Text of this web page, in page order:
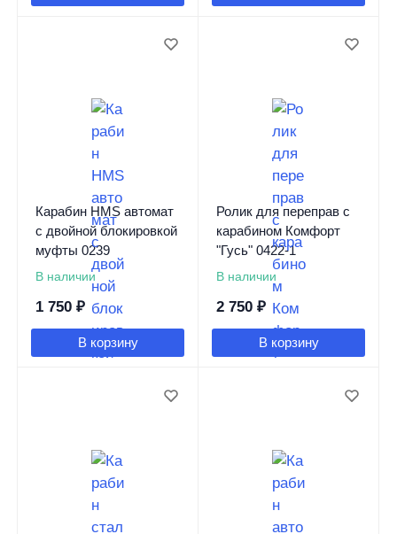
Карабин HMS автомат
с двойной блокировкой
муфты 0239
В наличии
1 750 ₽
В корзину
Ролик для переправ с
карабином Комфорт
"Гусь" 0422-1
В наличии
2 750 ₽
В корзину